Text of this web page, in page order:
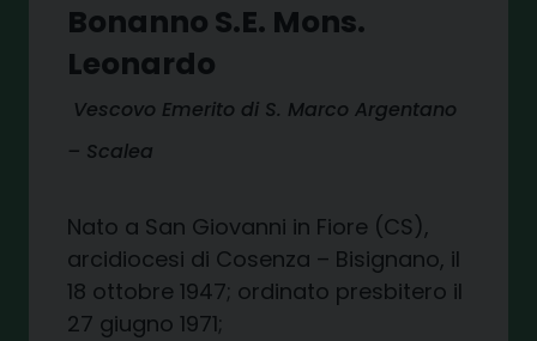
Bonanno S.E. Mons.
Leonardo
Vescovo Emerito di S. Marco Argentano
– Scalea
Nato a San Giovanni in Fiore (CS),
arcidiocesi di Cosenza – Bisignano, il
18 ottobre 1947; ordinato presbitero il
27 giugno 1971;